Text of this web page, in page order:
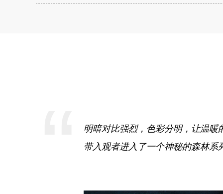
明暗对比强烈，色彩分明，让温
带入观者进入了一个神秘的森林系